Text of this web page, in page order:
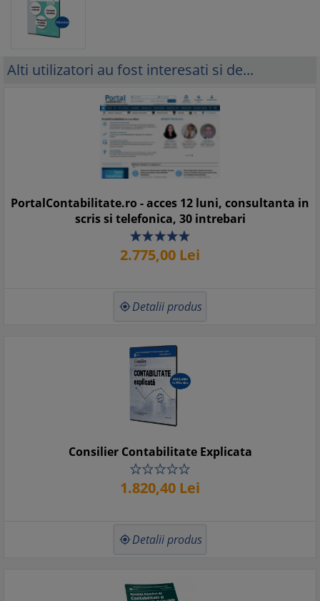
Alti utilizatori au fost interesati si de...
PortalContabilitate.ro - acces 12 luni, consultanta in
scris si telefonica, 30 intrebari
2.775,00 Lei
 Detalii produs
Consilier Contabilitate Explicata
1.820,40 Lei
 Detalii produs